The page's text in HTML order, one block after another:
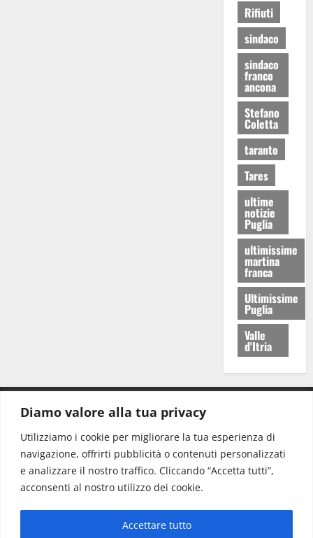
Diamo valore alla tua privacy
Utilizziamo i cookie per migliorare la tua esperienza di
navigazione, offrirti pubblicità o contenuti personalizzati
e analizzare il nostro traffico. Cliccando “Accetta tutti”,
acconsenti al nostro utilizzo dei cookie.
Accettare tutto
Rifiuti
sindaco
sindaco
franco
ancona
Stefano
Coletta
taranto
Tares
ultime
notizie
Puglia
ultimissime
martina
franca
Ultimissime
Puglia
Valle
d'Itria
Redazione: redazione@www.martinasera.it
Direttore:direttore@www.martinasera.it
Info & Commerciale:info@www.martinasera.it